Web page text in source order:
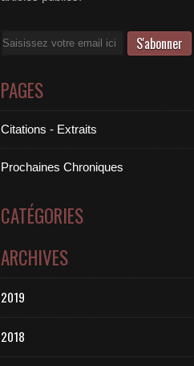
Email
PAGES
Citations - Extraits
Prochaines Chroniques
CATÉGORIES
ARCHIVES
2019
2018